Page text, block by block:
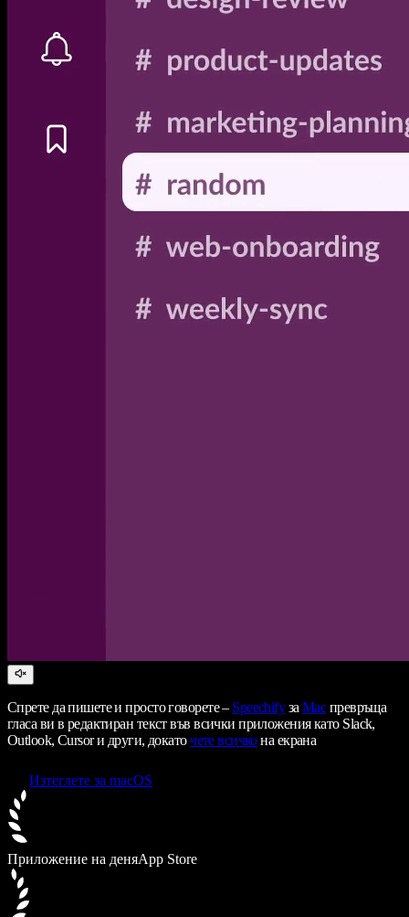
Спрете да пишете и просто говорете – SpeechifyзаMacпревръща
гласа ви в редактиран текст във всички приложения като Slack,
Outlook, Cursor и други, докаточете всичкона екрана
Изтеглете за macOS
Приложение на деняApp Store